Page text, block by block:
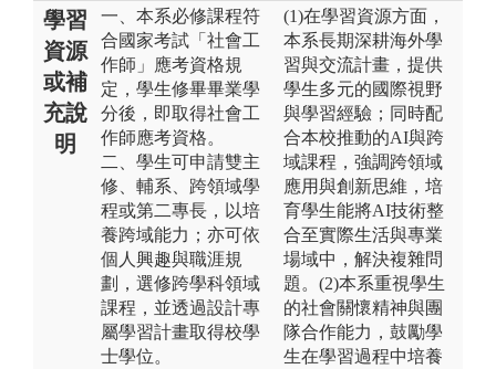
學習
資源
或補
充說
明
一、本系必修課程符
合國家考試「社會工
作師」應考資格規
定，學生修畢畢業學
分後，即取得社會工
作師應考資格。
二、學生可申請雙主
修、輔系、跨領域學
程或第二專長，以培
養跨域能力；亦可依
個人興趣與職涯規
劃，選修跨學科領域
課程，並透過設計專
屬學習計畫取得校學
士學位。
(1)在學習資源方面，
本系長期深耕海外學
習與交流計畫，提供
學生多元的國際視野
與學習經驗；同時配
合本校推動的AI與跨
域課程，強調跨領域
應用與創新思維，培
育學生能將AI技術整
合至實際生活與專業
場域中，解決複雜問
題。(2)本系重視學生
的社會關懷精神與團
隊合作能力，鼓勵學
生在學習過程中培養